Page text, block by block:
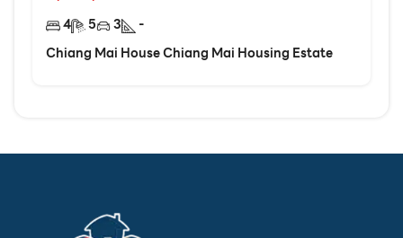
4 5 3
-
Chiang Mai House Chiang Mai Housing Estate